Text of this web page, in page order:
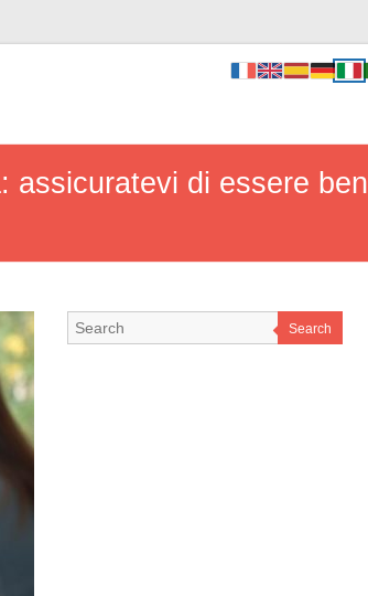
assicuratevi di essere ben
Search